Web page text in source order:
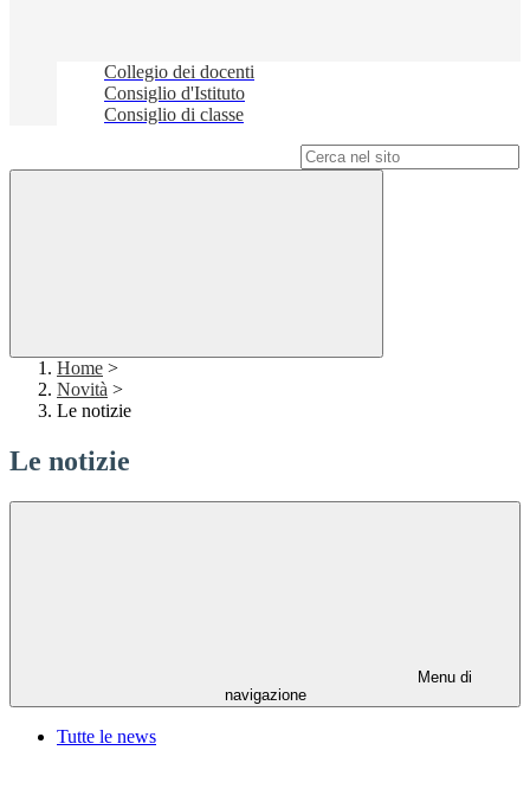
Collegio dei docenti
Consiglio d'Istituto
Consiglio di classe
Home >
Novità >
Le notizie
Le notizie
Menu di
navigazione
Tutte le news